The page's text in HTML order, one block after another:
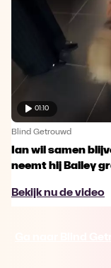
01:10
Blind Getrouwd
Ian wil samen
neemt hij Bailey
Bekijk nu de video